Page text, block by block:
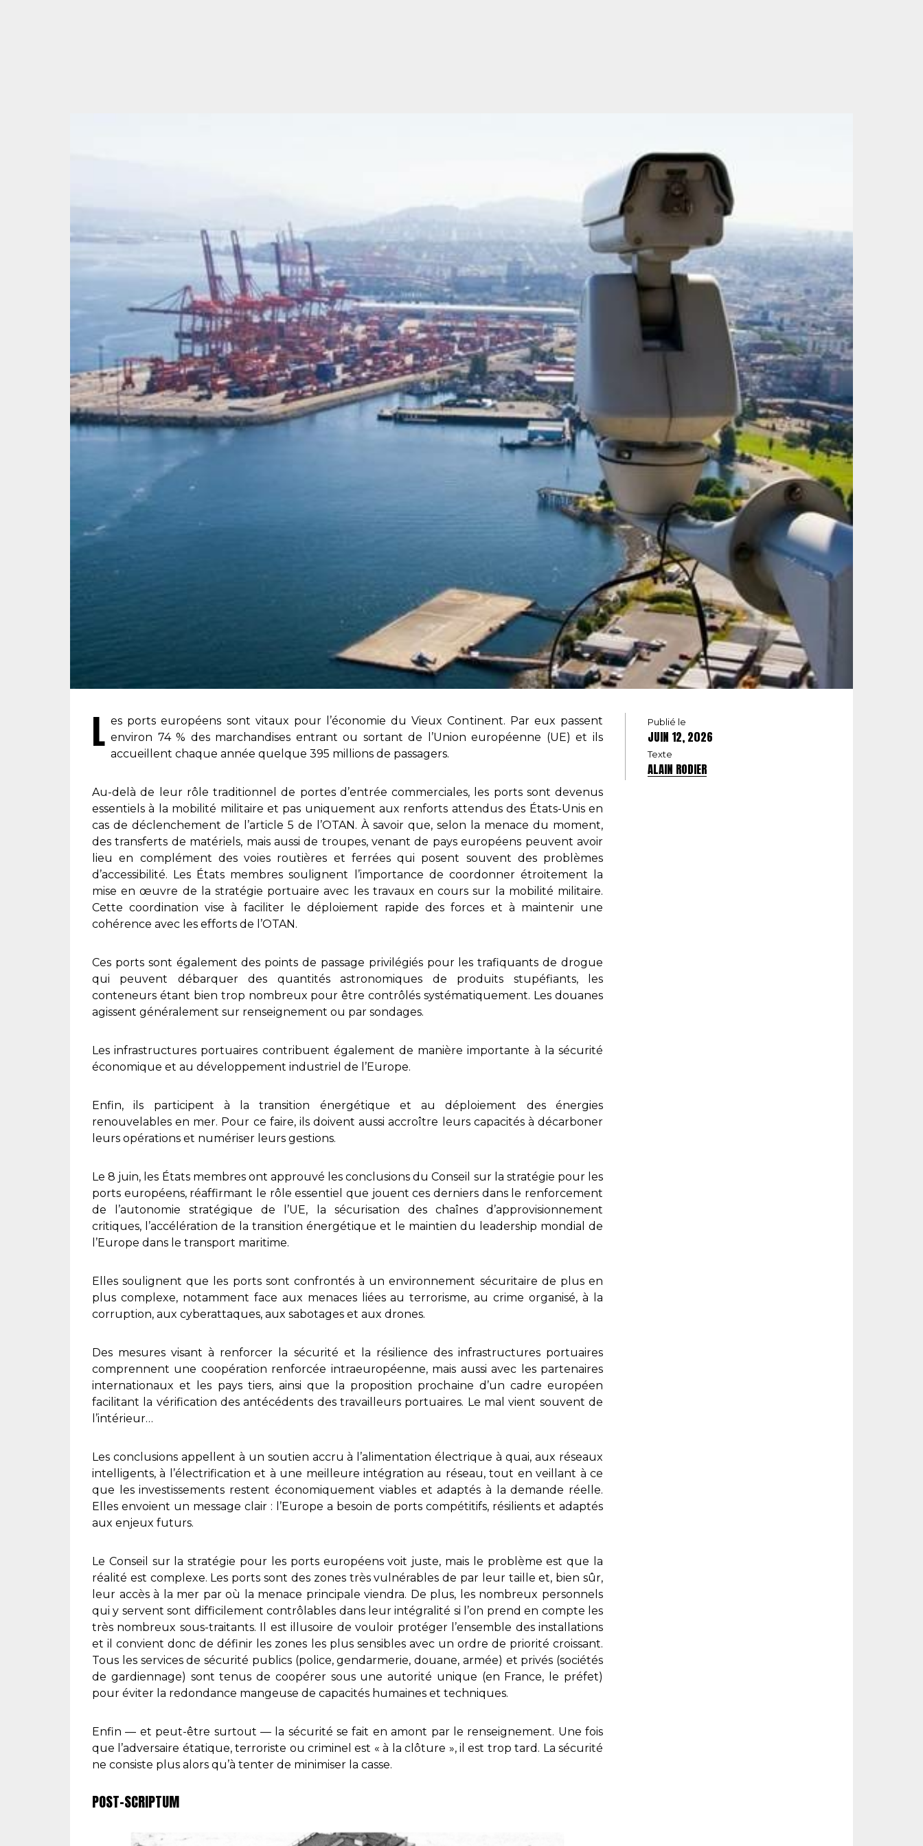
L es ports européens sont vitaux pour l’économie du Vieux Continent. Par eux passent
environ 74 % des marchandises entrant ou sortant de l’Union européenne (UE) et ils
accueillent chaque année quelque 395 millions de passagers.
Au-delà de leur rôle traditionnel de portes d’entrée commerciales, les ports sont devenus
essentiels à la mobilité militaire et pas uniquement aux renforts attendus des États-Unis en
cas de déclenchement de l’article 5 de l’OTAN. À savoir que, selon la menace du moment,
des transferts de matériels, mais aussi de troupes, venant de pays européens peuvent avoir
lieu en complément des voies routières et ferrées qui posent souvent des problèmes
d’accessibilité. Les États membres soulignent l’importance de coordonner étroitement la
mise en œuvre de la stratégie portuaire avec les travaux en cours sur la mobilité militaire.
Cette coordination vise à faciliter le déploiement rapide des forces et à maintenir une
cohérence avec les efforts de l’OTAN.
Ces ports sont également des points de passage privilégiés pour les trafiquants de drogue
qui peuvent débarquer des quantités astronomiques de produits stupéfiants, les
conteneurs étant bien trop nombreux pour être contrôlés systématiquement. Les douanes
agissent généralement sur renseignement ou par sondages.
Les infrastructures portuaires contribuent également de manière importante à la sécurité
économique et au développement industriel de l’Europe.
Enfin, ils participent à la transition énergétique et au déploiement des énergies
renouvelables en mer. Pour ce faire, ils doivent aussi accroître leurs capacités à décarboner
leurs opérations et numériser leurs gestions.
Le 8 juin, les États membres ont approuvé les conclusions du Conseil sur la stratégie pour les
ports européens, réaffirmant le rôle essentiel que jouent ces derniers dans le renforcement
de l’autonomie stratégique de l’UE, la sécurisation des chaînes d’approvisionnement
critiques, l’accélération de la transition énergétique et le maintien du leadership mondial de
l’Europe dans le transport maritime.
Elles soulignent que les ports sont confrontés à un environnement sécuritaire de plus en
plus complexe, notamment face aux menaces liées au terrorisme, au crime organisé, à la
corruption, aux cyberattaques, aux sabotages et aux drones.
Des mesures visant à renforcer la sécurité et la résilience des infrastructures portuaires
comprennent une coopération renforcée intraeuropéenne, mais aussi avec les partenaires
internationaux et les pays tiers, ainsi que la proposition prochaine d’un cadre européen
facilitant la vérification des antécédents des travailleurs portuaires. Le mal vient souvent de
l’intérieur…
Les conclusions appellent à un soutien accru à l’alimentation électrique à quai, aux réseaux
intelligents, à l’électrification et à une meilleure intégration au réseau, tout en veillant à ce
que les investissements restent économiquement viables et adaptés à la demande réelle.
Elles envoient un message clair : l’Europe a besoin de ports compétitifs, résilients et adaptés
aux enjeux futurs.
Le Conseil sur la stratégie pour les ports européens voit juste, mais le problème est que la
réalité est complexe. Les ports sont des zones très vulnérables de par leur taille et, bien sûr,
leur accès à la mer par où la menace principale viendra. De plus, les nombreux personnels
qui y servent sont difficilement contrôlables dans leur intégralité si l’on prend en compte les
très nombreux sous-traitants. Il est illusoire de vouloir protéger l’ensemble des installations
et il convient donc de définir les zones les plus sensibles avec un ordre de priorité croissant.
Tous les services de sécurité publics (police, gendarmerie, douane, armée) et privés (sociétés
de gardiennage) sont tenus de coopérer sous une autorité unique (en France, le préfet)
pour éviter la redondance mangeuse de capacités humaines et techniques.
Enfin — et peut-être surtout — la sécurité se fait en amont par le renseignement. Une fois
que l’adversaire étatique, terroriste ou criminel est « à la clôture », il est trop tard. La sécurité
ne consiste plus alors qu’à tenter de minimiser la casse.
POST-SCRIPTUM
Publié le
JUIN 12, 2026
Texte
ALAIN RODIER